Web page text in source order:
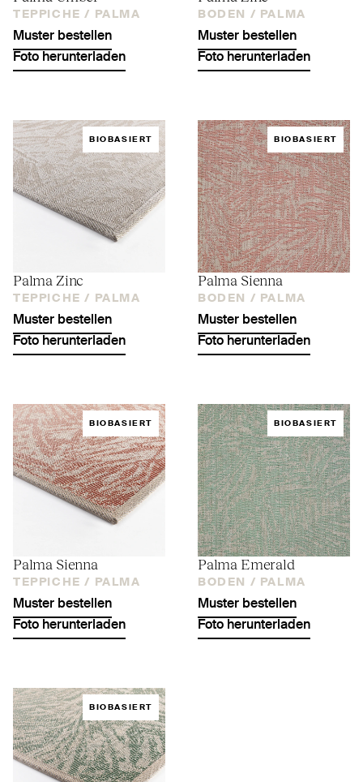
TEPPICHE / PALMA
Muster bestellen
Foto herunterladen
BODEN / PALMA
Muster bestellen
Foto herunterladen
BIOBASIERT
Palma Zinc
TEPPICHE / PALMA
Muster bestellen
Foto herunterladen
BIOBASIERT
Palma Sienna
BODEN / PALMA
Muster bestellen
Foto herunterladen
BIOBASIERT
Palma Sienna
TEPPICHE / PALMA
Muster bestellen
Foto herunterladen
BIOBASIERT
Palma Emerald
BODEN / PALMA
Muster bestellen
Foto herunterladen
BIOBASIERT